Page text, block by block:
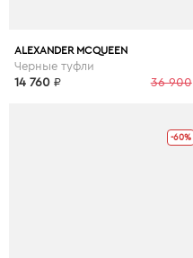
ALEXANDER MCQUEEN
Черные туфли
36 900
14 760 ₽
-60%